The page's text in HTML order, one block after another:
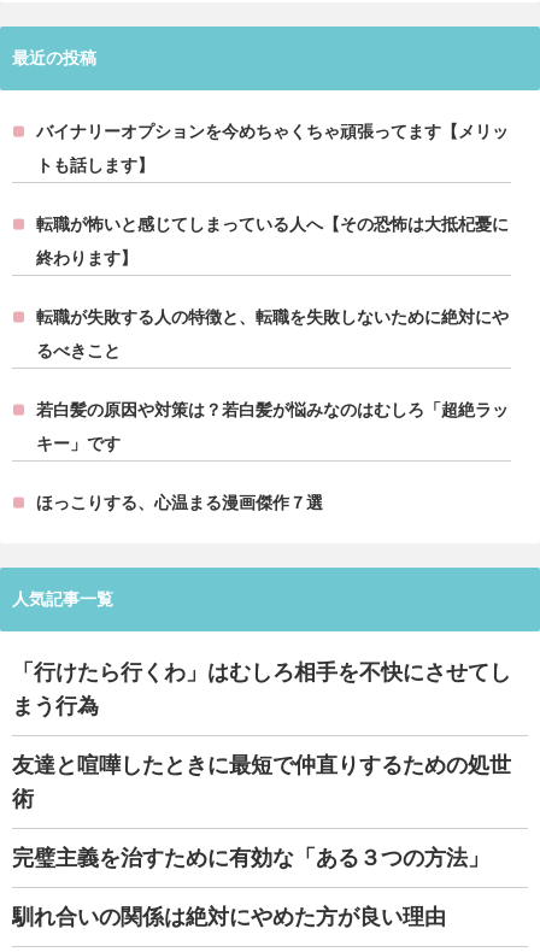
最近の投稿
バイナリーオプションを今めちゃくちゃ頑張ってます【メリッ
トも話します】
転職が怖いと感じてしまっている人へ【その恐怖は大抵杞憂に
終わります】
転職が失敗する人の特徴と、転職を失敗しないために絶対にや
るべきこと
若白髪の原因や対策は？若白髪が悩みなのはむしろ「超絶ラッ
キー」です
ほっこりする、心温まる漫画傑作７選
人気記事一覧
「行けたら行くわ」はむしろ相手を不快にさせてし
まう行為
友達と喧嘩したときに最短で仲直りするための処世
術
完璧主義を治すために有効な「ある３つの方法」
馴れ合いの関係は絶対にやめた方が良い理由